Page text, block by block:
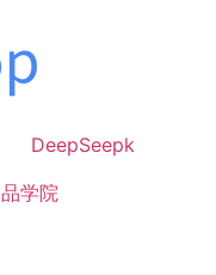
DeepSeepk
品学院